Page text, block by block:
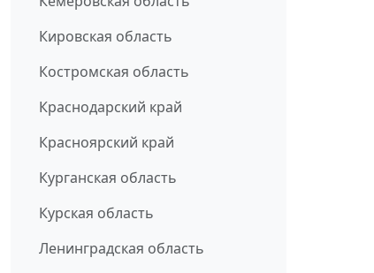
Кировская область
Костромская область
Краснодарский край
Красноярский край
Курганская область
Курская область
Ленинградская область